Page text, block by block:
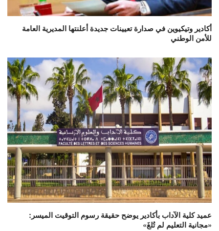
أكادير وتيكيوين في صدارة تعيينات جديدة أعلنتها المديرية العامة
للأمن الوطني
عميد كلية الآداب بأكادير يوضح حقيقة رسوم التوقيت الميسر:
«مجانية التعليم لم تُلغَ»